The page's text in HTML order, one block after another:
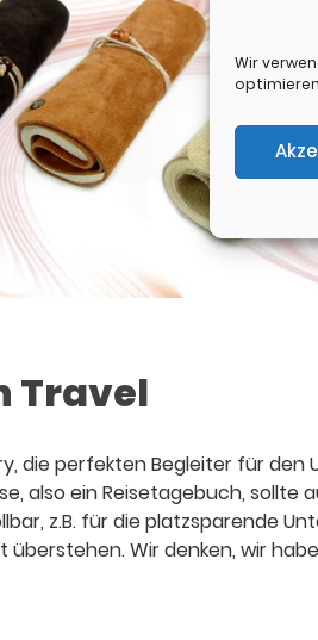
Wir
Travel
die perfekten Begleiter für den
also ein Reisetagebuch,
z.B. für die platzsparende
überstehen. Wir denken, wir